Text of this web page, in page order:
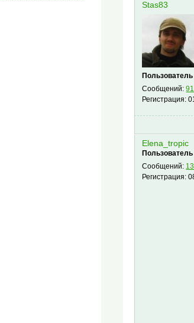
Stas83
Пользователь
Сообщений:
Регистрация:
Elena_tropic
Пользователь
Сообщений:
Регистрация: